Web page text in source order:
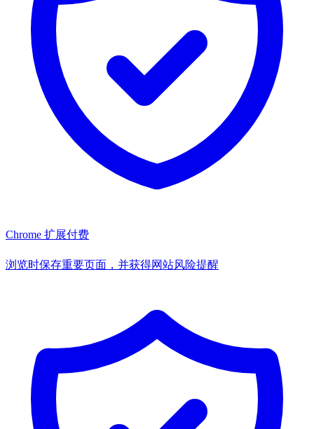
Chrome 扩展付费
浏览时保存重要页面，并获得网站风险提醒